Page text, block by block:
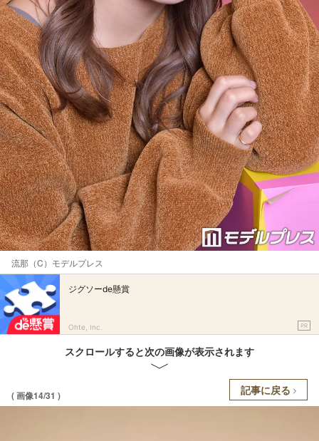
流那（C）モデルプレス
ジグソーde懸賞
Ohte, Inc. PR
スクロールすると次の画像が表示されます
( 画像14/31 ) 記事に戻る